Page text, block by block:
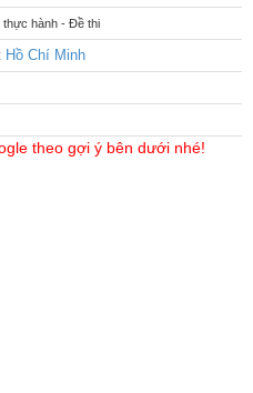
thực hành - Đề thi
Chí Minh
theo gợi ý bên dưới nhé!